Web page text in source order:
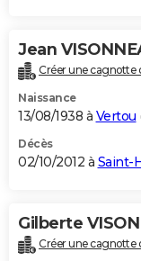
Jean
Créer une cagnotte
Naissance
13/08/1938 à Vertou
Décès
02/10/2012 à Saint-
Gilberte
Créer une cagnotte